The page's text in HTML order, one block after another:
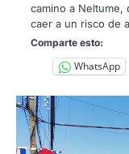
camino a Neltume,
caer a un risco de
Comparte esto:
WhatsApp